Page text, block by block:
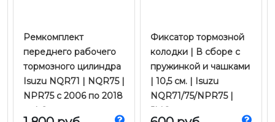
​​​​​​​Ремкомплект
переднего рабочего
тормозного цилиндра
Isuzu NQR71 | NQR75 |
NPR75 с 2006 по 2018
гг. | Оригинал
Фиксатор тормозной
колодки | В сборе с
пружинкой и чашками
| 10,5 см. | Isuzu
NQR71/75/NPR75 |
JMC